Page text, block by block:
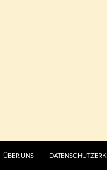
ÜBER UNS